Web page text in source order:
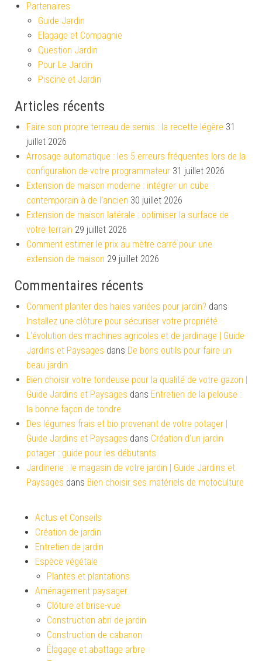
Partenaires
Guide Jardin
Elagage et Compagnie
Question Jardin
Pour Le Jardin
Piscine et Jardin
Articles récents
Faire son propre terreau de semis : la recette légère 31
juillet 2026
Arrosage automatique : les 5 erreurs fréquentes lors de la
configuration de votre programmateur 31 juillet 2026
Extension de maison moderne : intégrer un cube
contemporain à de l’ancien 30 juillet 2026
Extension de maison latérale : optimiser la surface de
votre terrain 29 juillet 2026
Comment estimer le prix au mètre carré pour une
extension de maison 29 juillet 2026
Commentaires récents
Comment planter des haies variées pour jardin? dans
Installez une clôture pour sécuriser votre propriété
L'évolution des machines agricoles et de jardinage | Guide
Jardins et Paysages dans De bons outils pour faire un
beau jardin
Bien choisir votre tondeuse pour la qualité de votre gazon |
Guide Jardins et Paysages dans Entretien de la pelouse :
la bonne façon de tondre
Des légumes frais et bio provenant de votre potager |
Guide Jardins et Paysages dans Création d’un jardin
potager : guide pour les débutants
Jardinerie : le magasin de votre jardin | Guide Jardins et
Paysages dans Bien choisir ses matériels de motoculture
Actus et Conseils
Création de jardin
Entretien de jardin
Espèce végétale
Plantes et plantations
Aménagement paysager
Clôture et brise-vue
Construction abri de jardin
Construction de cabanon
Élagage et abattage arbre